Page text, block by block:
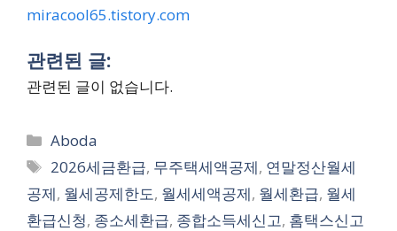
miracool65.tistory.com
관련된 글:
관련된 글이 없습니다.
Categories
Aboda
Tags
2026세금환급, 무주택세액공제, 연말정산월세
공제, 월세공제한도, 월세세액공제, 월세환급, 월세
환급신청, 종소세환급, 종합소득세신고, 홈택스신고